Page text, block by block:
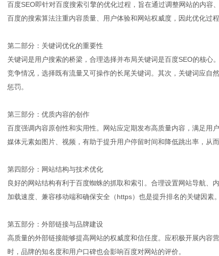
百度SEO即针对百度搜索引擎的优化过程，旨在通过调整网站的内
百度的搜索算法注重内容质量、用户体验和网站权威度，因此优化过
第二部分：关键词优化的重要性
关键词是用户搜索的桥梁，合理选择并布局关键词是百度SEO的核
竞争情况，选择既有流量又可操作的长尾关键词。其次，关键词应自
惩罚。
第三部分：优质内容的创作
百度强调内容原创性和实用性。网站应定期发布高质量内容，满足用
媒体元素如图片、视频，有助于提升用户停留时间和降低跳出率，从
第四部分：网站结构与技术优化
良好的网站结构有利于百度蜘蛛的抓取和索引。合理设置网站导航
加载速度、兼容移动端和确保安全（https）也是提升排名的关键因素
第五部分：外部链接与品牌建设
高质量的外部链接能够提高网站的权威度和信任度。应积极开展内容
时，品牌的知名度和用户口碑也会影响百度对网站的评价。